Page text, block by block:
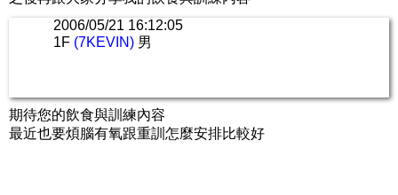
2006/05/21 16:12:05
1F (7KEVIN) 男
期待您的飲食與訓練內容
最近也要煩腦有氧跟重訓怎麼安排比較好